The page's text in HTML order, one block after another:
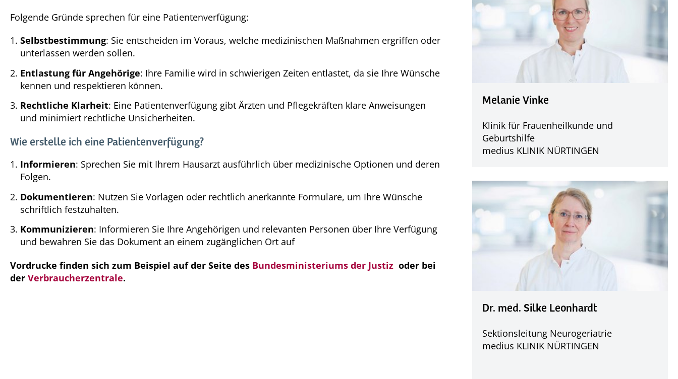
Folgende Gründe sprechen für eine Patientenverfügung:
Selbstbestimmung: Sie entscheiden im Voraus, welche medizinischen Maßnahmen ergriffen oder
unterlassen werden sollen.
Entlastung für Angehörige: Ihre Familie wird in schwierigen Zeiten entlastet, da sie Ihre Wünsche
kennen und respektieren können.
Rechtliche Klarheit: Eine Patientenverfügung gibt Ärzten und Pflegekräften klare Anweisungen
und minimiert rechtliche Unsicherheiten.
Wie erstelle ich eine Patientenverfügung?
Informieren: Sprechen Sie mit Ihrem Hausarzt ausführlich über medizinische Optionen und deren
Folgen.
Dokumentieren: Nutzen Sie Vorlagen oder rechtlich anerkannte Formulare, um Ihre Wünsche
schriftlich festzuhalten.
Kommunizieren: Informieren Sie Ihre Angehörigen und relevanten Personen über Ihre Verfügung
und bewahren Sie das Dokument an einem zugänglichen Ort auf
Vordrucke finden sich zum Beispiel auf der Seite des Bundesministeriums der Justiz oder bei
der Verbraucherzentrale.
Melanie Vinke
Klinik für Frauenheilkunde und
Geburtshilfe
medius KLINIK NÜRTINGEN
Dr. med. Silke Leonhardt
Sektionsleitung Neurogeriatrie
medius KLINIK NÜRTINGEN